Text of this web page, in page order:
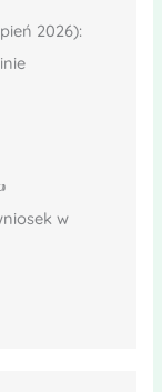
2026):
w